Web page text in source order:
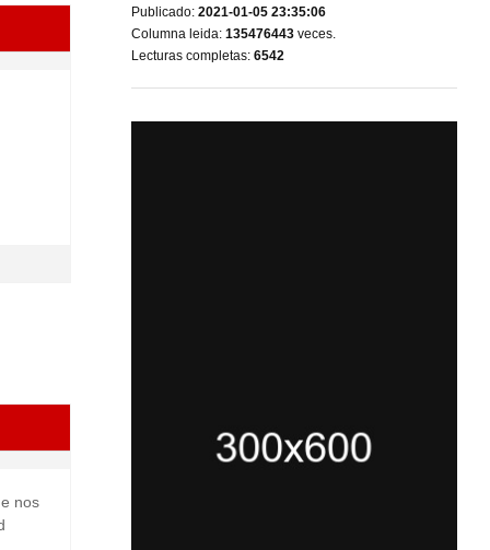
nos
Publicado: 2021-01-05 23:35:06
Columna leida: 135476443veces.
Lecturas completas: 6542